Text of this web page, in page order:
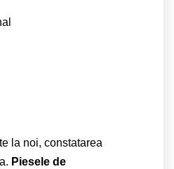
la noi, constatarea
Piesele de